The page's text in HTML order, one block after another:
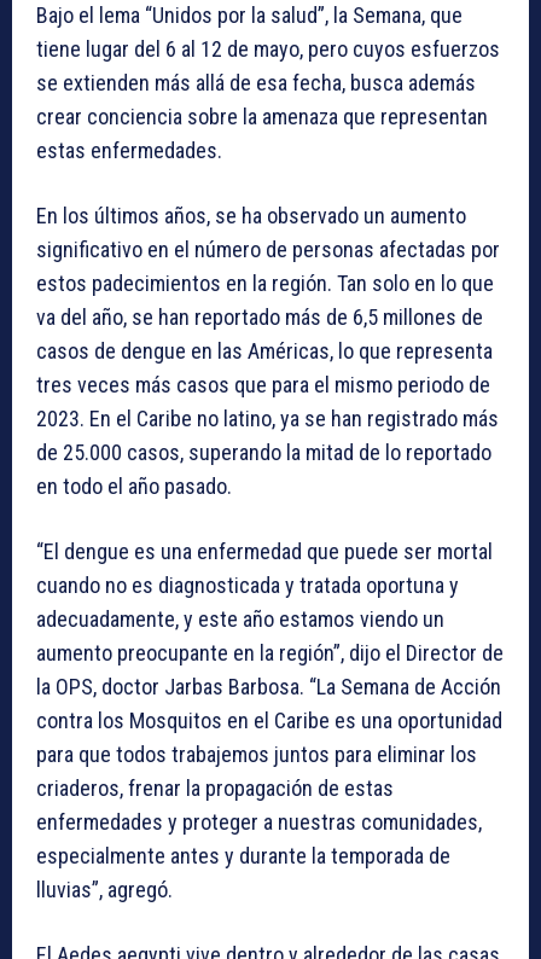
Bajo el lema “Unidos por la salud”, la Semana, que
tiene lugar del 6 al 12 de mayo, pero cuyos esfuerzos
se extienden más allá de esa fecha, busca además
crear conciencia sobre la amenaza que representan
estas enfermedades.
En los últimos años, se ha observado un aumento
significativo en el número de personas afectadas por
estos padecimientos en la región. Tan solo en lo que
va del año, se han reportado más de 6,5 millones de
casos de dengue en las Américas, lo que representa
tres veces más casos que para el mismo periodo de
2023. En el Caribe no latino, ya se han registrado más
de 25.000 casos, superando la mitad de lo reportado
en todo el año pasado.
“El dengue es una enfermedad que puede ser mortal
cuando no es diagnosticada y tratada oportuna y
adecuadamente, y este año estamos viendo un
aumento preocupante en la región”, dijo el Director de
la OPS, doctor Jarbas Barbosa. “La Semana de Acción
contra los Mosquitos en el Caribe es una oportunidad
para que todos trabajemos juntos para eliminar los
criaderos, frenar la propagación de estas
enfermedades y proteger a nuestras comunidades,
especialmente antes y durante la temporada de
lluvias”, agregó.